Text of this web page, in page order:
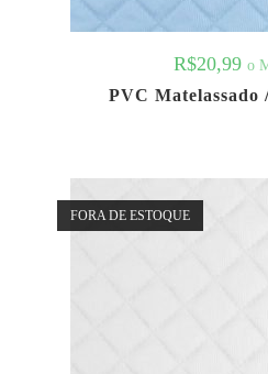
R$20,99 o
PVC Matelassado
FORA DE ESTOQUE